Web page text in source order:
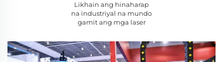
Likhain ang hinaharap
na industriyal na mundo
gamit ang mga laser